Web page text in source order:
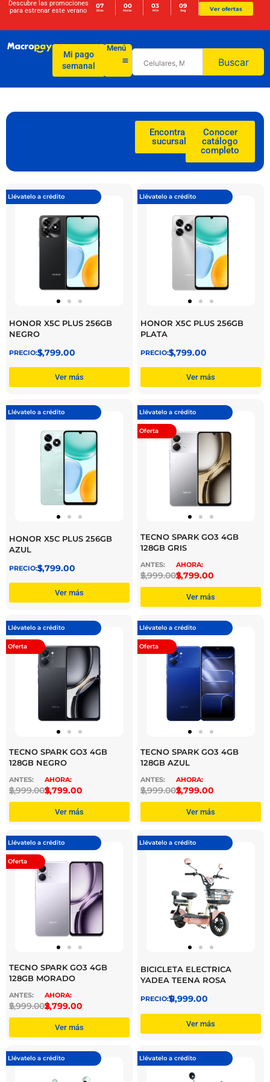
Descubre las promociones
para estrenar este verano
07
Días
00
Horas
03
Min
09
Seg Ver ofertas
Mi pago
semanal
Menú
Buscar
Encontrar
sucursal
Conocer
catálogo
completo
Llévatelo a crédito
HONOR X5C PLUS 256GB
NEGRO
$
3,799.00
Ver más
Llévatelo a crédito
HONOR X5C PLUS 256GB
PLATA
$
3,799.00
Ver más
Llévatelo a crédito
HONOR X5C PLUS 256GB
AZUL
$
3,799.00
Ver más
Llévatelo a crédito
Oferta
TECNO SPARK GO3 4GB
128GB GRIS
$
2,999.00$
2,799.00
Ver más
Llévatelo a crédito
Oferta
TECNO SPARK GO3 4GB
128GB NEGRO
$
2,999.00$
2,799.00
Ver más
Llévatelo a crédito
Oferta
TECNO SPARK GO3 4GB
128GB AZUL
$
2,999.00$
2,799.00
Ver más
Llévatelo a crédito
Oferta
TECNO SPARK GO3 4GB
128GB MORADO
$
2,999.00$
2,799.00
Ver más
Llévatelo a crédito
BICICLETA ELECTRICA
YADEA TEENA ROSA
$
11,999.00
Ver más
Llévatelo a crédito Llévatelo a crédito